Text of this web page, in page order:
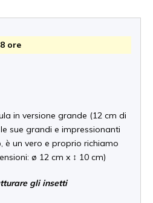
ore
in versione grande (12 cm di
sue grandi e impressionanti
è un vero e proprio richiamo
ø 12 cm x ↕ 10 cm)
gli insetti